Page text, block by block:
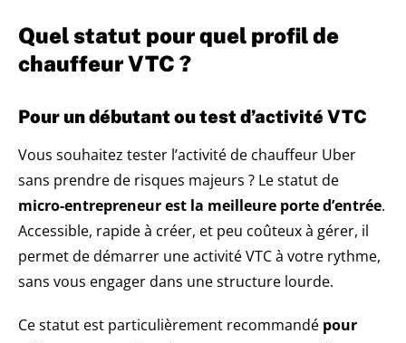
Quel statut pour quel profil de
chauffeur VTC ?
Pour un débutant ou test d’activité VTC
Vous souhaitez tester l’activité de chauffeur Uber
sans prendre de risques majeurs ? Le statut de
micro-entrepreneur est la meilleure porte d’entrée.
Accessible, rapide à créer, et peu coûteux à gérer, il
permet de démarrer une activité VTC à votre rythme,
sans vous engager dans une structure lourde.
Ce statut est particulièrement recommandé pour